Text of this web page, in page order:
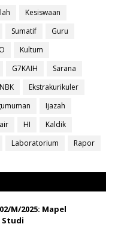
Kesiswaan
Sumatif
Guru
Kultum
G7KAIH
Sarana
Ekstrakurikuler
Ijazah
HI
Kaldik
Laboratorium Rapor
M/2025: Mapel
Studi